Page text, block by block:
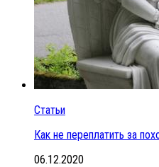
Статьи
Как не переплатить за
06.12.2020